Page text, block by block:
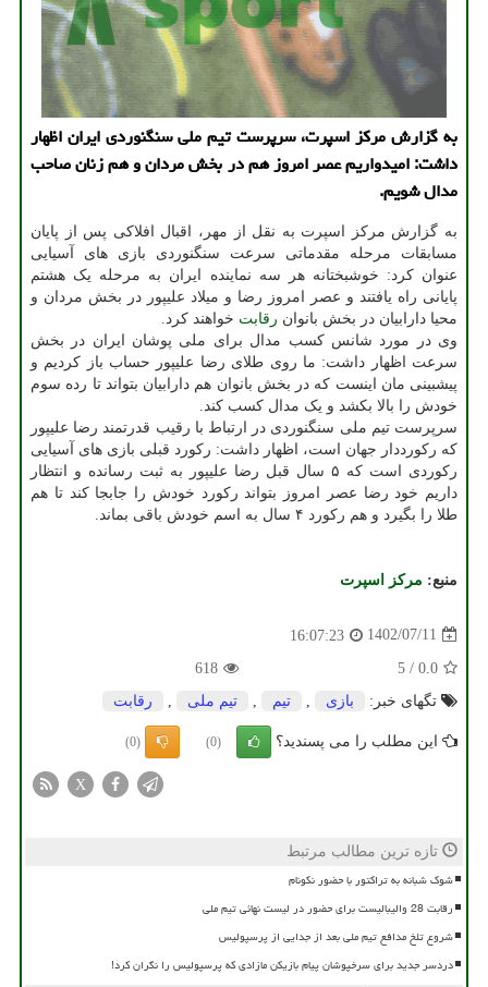
به گزارش مرکز اسپرت، سرپرست تیم ملی سنگنوردی ایران اظهار
داشت: امیدواریم عصر امروز هم در بخش مردان و هم زنان صاحب
مدال شویم.
به گزارش مرکز اسپرت به نقل از مهر، اقبال افلاکی پس از پایان
مسابقات مرحله مقدماتی سرعت سنگنوردی بازی های آسیایی
عنوان کرد: خوشبختانه هر سه نماینده ایران به مرحله یک هشتم
پایانی راه یافتند و عصر امروز رضا و میلاد علیپور در بخش مردان و
محیا دارابیان در بخش بانوان رقابت خواهند کرد.
وی در مورد شانس کسب مدال برای ملی پوشان ایران در بخش
سرعت اظهار داشت: ما روی طلای رضا علیپور حساب باز کردیم و
پیشبینی مان اینست که در بخش بانوان هم دارابیان بتواند تا رده سوم
خودش را بالا بکشد و یک مدال کسب کند.
سرپرست تیم ملی سنگنوردی در ارتباط با رقیب قدرتمند رضا علیپور
که رکورددار جهان است، اظهار داشت: رکورد قبلی بازی های آسیایی
رکوردی است که ۵ سال قبل رضا علیپور به ثبت رسانده و انتظار
داریم خود رضا عصر امروز بتواند رکورد خودش را جابجا کند تا هم
طلا را بگیرد و هم رکورد ۴ سال به اسم خودش باقی بماند.
منبع: مركز اسپرت
1402/07/11
16:07:23
0.0
/
5
618
تگهای خبر:
بازی تیم تیم ملی رقابت
این مطلب را می پسندید؟ (0)
(0)
X
تازه ترین مطالب مرتبط
شوک شبانه به تراکتور با حضور نکونام
رقابت 28 والیبالیست برای حضور در لیست نهائی تیم ملی
شروع تلخ مدافع تیم ملی بعد از جدایی از پرسپولیس
دردسر جدید برای سرخپوشان پیام بازیکن مازادی که پرسپولیس را نگران کرد!